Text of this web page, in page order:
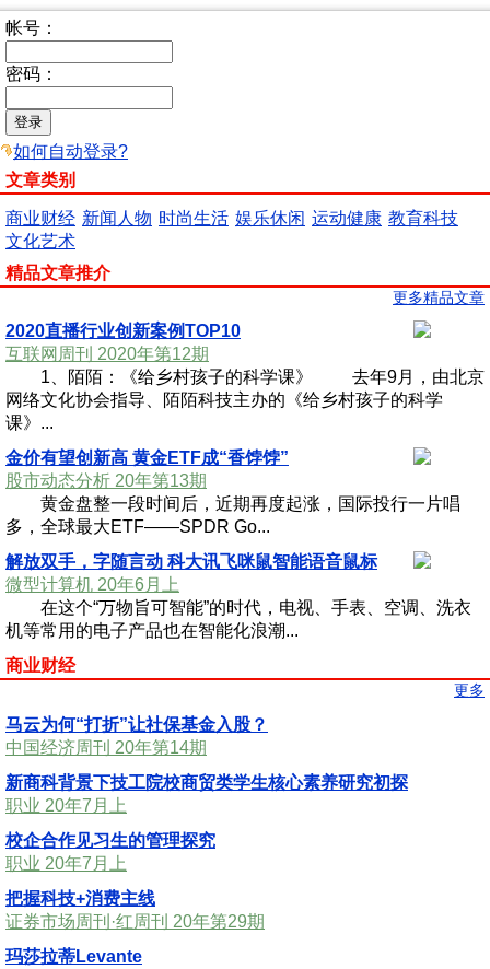
帐号：
密码：
如何自动登录?
文章类别
商业财经 新闻人物 时尚生活 娱乐休闲 运动健康 教育科技
文化艺术
精品文章推介
更多精品文章
2020直播行业创新案例TOP10
互联网周刊 2020年第12期
1、陌陌：《给乡村孩子的科学课》 去年9月，由北京
网络文化协会指导、陌陌科技主办的《给乡村孩子的科学
课》...
金价有望创新高 黄金ETF成“香饽饽”
股市动态分析 20年第13期
黄金盘整一段时间后，近期再度起涨，国际投行一片唱
多，全球最大ETF——SPDR Go...
解放双手，字随言动 科大讯飞咪鼠智能语音鼠标
微型计算机 20年6月上
在这个“万物旨可智能”的时代，电视、手表、空调、洗衣
机等常用的电子产品也在智能化浪潮...
商业财经
更多
马云为何“打折”让社保基金入股？
中国经济周刊 20年第14期
新商科背景下技工院校商贸类学生核心素养研究初探
职业 20年7月上
校企合作见习生的管理探究
职业 20年7月上
把握科技+消费主线
证券市场周刊·红周刊 20年第29期
玛莎拉蒂Levante